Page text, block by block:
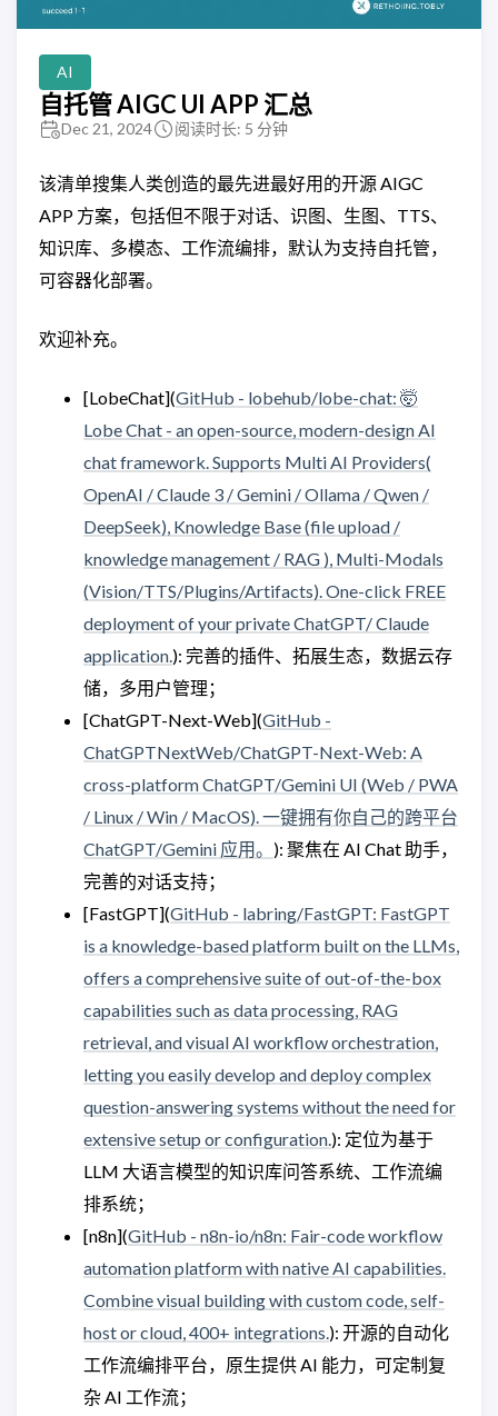
AI
自托管 AIGC UI APP 汇总
Dec 21, 2024 阅读时长: 5 分钟
该清单搜集人类创造的最先进最好用的开源 AIGC
APP 方案，包括但不限于对话、识图、生图、TTS、
知识库、多模态、工作流编排，默认为支持自托管，
可容器化部署。
欢迎补充。
[LobeChat](GitHub - lobehub/lobe-chat: 🤯
Lobe Chat - an open-source, modern-design AI
chat framework. Supports Multi AI Providers(
OpenAI / Claude 3 / Gemini / Ollama / Qwen /
DeepSeek), Knowledge Base (file upload /
knowledge management / RAG ), Multi-Modals
(Vision/TTS/Plugins/Artifacts). One-click FREE
deployment of your private ChatGPT/ Claude
application.): 完善的插件、拓展生态，数据云存
储，多用户管理；
[ChatGPT-Next-Web](GitHub -
ChatGPTNextWeb/ChatGPT-Next-Web: A
cross-platform ChatGPT/Gemini UI (Web / PWA
/ Linux / Win / MacOS). 一键拥有你自己的跨平台
ChatGPT/Gemini 应用。 ): 聚焦在 AI Chat 助手，
完善的对话支持；
[FastGPT](GitHub - labring/FastGPT: FastGPT
is a knowledge-based platform built on the LLMs,
offers a comprehensive suite of out-of-the-box
capabilities such as data processing, RAG
retrieval, and visual AI workflow orchestration,
letting you easily develop and deploy complex
question-answering systems without the need for
extensive setup or configuration.): 定位为基于
LLM 大语言模型的知识库问答系统、工作流编
排系统；
[n8n](GitHub - n8n-io/n8n: Fair-code workflow
automation platform with native AI capabilities.
Combine visual building with custom code, self-
host or cloud, 400+ integrations.): 开源的自动化
工作流编排平台，原生提供 AI 能力，可定制复
杂 AI 工作流；